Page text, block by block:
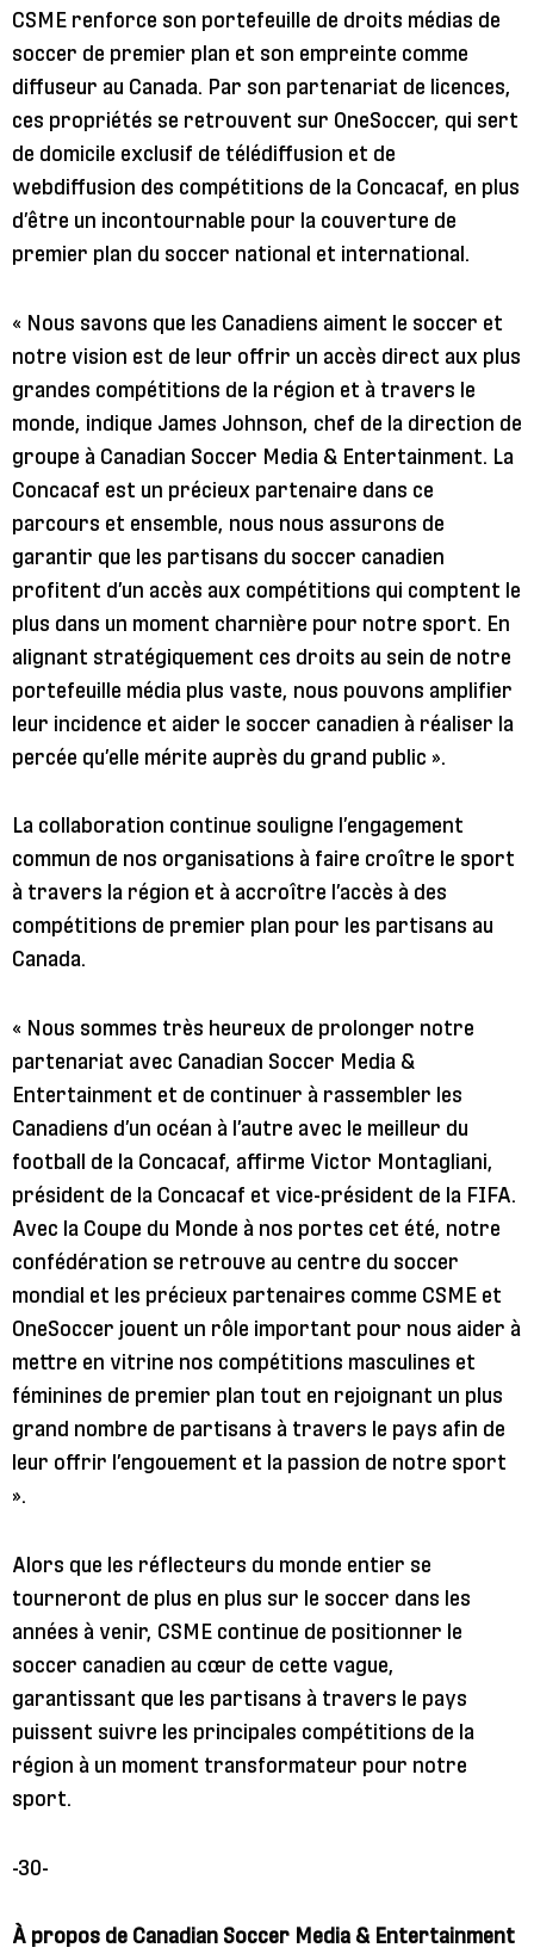
CSME renforce son portefeuille de droits médias de
soccer de premier plan et son empreinte comme
diffuseur au Canada. Par son partenariat de licences,
ces propriétés se retrouvent sur OneSoccer, qui sert
de domicile exclusif de télédiffusion et de
webdiffusion des compétitions de la Concacaf, en plus
d’être un incontournable pour la couverture de
premier plan du soccer national et international.
« Nous savons que les Canadiens aiment le soccer et
notre vision est de leur offrir un accès direct aux plus
grandes compétitions de la région et à travers le
monde, indique James Johnson, chef de la direction de
groupe à Canadian Soccer Media & Entertainment. La
Concacaf est un précieux partenaire dans ce
parcours et ensemble, nous nous assurons de
garantir que les partisans du soccer canadien
profitent d’un accès aux compétitions qui comptent le
plus dans un moment charnière pour notre sport. En
alignant stratégiquement ces droits au sein de notre
portefeuille média plus vaste, nous pouvons amplifier
leur incidence et aider le soccer canadien à réaliser la
percée qu’elle mérite auprès du grand public ».
La collaboration continue souligne l’engagement
commun de nos organisations à faire croître le sport
à travers la région et à accroître l’accès à des
compétitions de premier plan pour les partisans au
Canada.
« Nous sommes très heureux de prolonger notre
partenariat avec Canadian Soccer Media &
Entertainment et de continuer à rassembler les
Canadiens d’un océan à l’autre avec le meilleur du
football de la Concacaf, affirme Victor Montagliani,
président de la Concacaf et vice-président de la FIFA.
Avec la Coupe du Monde à nos portes cet été, notre
confédération se retrouve au centre du soccer
mondial et les précieux partenaires comme CSME et
OneSoccer jouent un rôle important pour nous aider à
mettre en vitrine nos compétitions masculines et
féminines de premier plan tout en rejoignant un plus
grand nombre de partisans à travers le pays afin de
leur offrir l’engouement et la passion de notre sport
».
Alors que les réflecteurs du monde entier se
tourneront de plus en plus sur le soccer dans les
années à venir, CSME continue de positionner le
soccer canadien au cœur de cette vague,
garantissant que les partisans à travers le pays
puissent suivre les principales compétitions de la
région à un moment transformateur pour notre
sport.
-30-
À propos de Canadian Soccer Media & Entertainment